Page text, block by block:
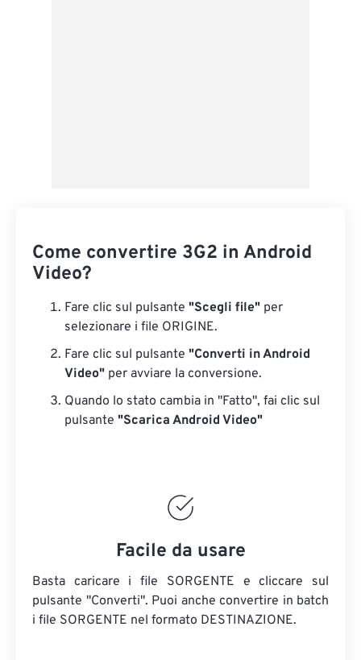
Come convertire 3G2 in Android
Video?
Fare clic sul pulsante "Scegli file" per
selezionare i file ORIGINE.
Fare clic sul pulsante "Converti in Android
Video" per avviare la conversione.
Quando lo stato cambia in "Fatto", fai clic sul
pulsante "Scarica Android Video"
Facile da usare
Basta caricare i file SORGENTE e cliccare sul
pulsante "Converti". Puoi anche convertire in batch
i file SORGENTE nel formato DESTINAZIONE.